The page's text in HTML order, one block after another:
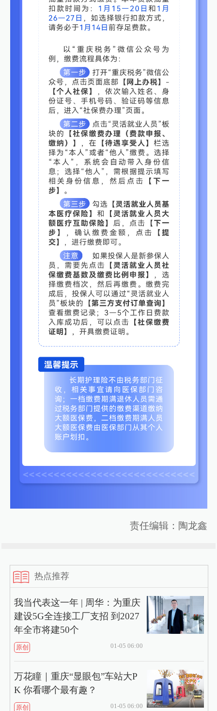
责任编辑：陶龙鑫
热点推荐
我当代表这一年 | 周华：为重庆
建设5G全连接工厂支招 到2027
年全市将建50个
原创 01-05 06:00
万花瞳｜重庆“显眼包”车站大P
K 你看哪个最有趣？
原创 01-05 06:00